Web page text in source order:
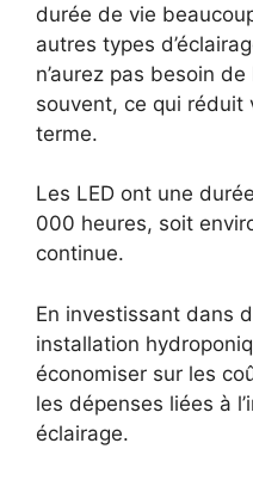
durée de vie
autres types
n’aurez pas besoin
souvent, ce qui réduit
terme.
Les LED ont une
000 heures, soit
continue.
En investissant dans
installation
économiser sur les
les dépenses liées à
éclairage.